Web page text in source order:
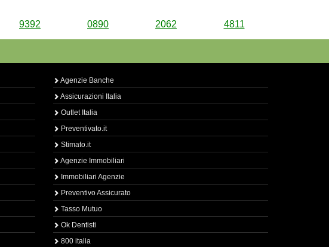
9392 0890 2062 4811
Agenzie Banche
Assicurazioni Italia
Outlet Italia
Preventivato.it
Stimato.it
Agenzie Immobiliari
Immobiliari Agenzie
Preventivo Assicurato
Tasso Mutuo
Ok Dentisti
800 italia